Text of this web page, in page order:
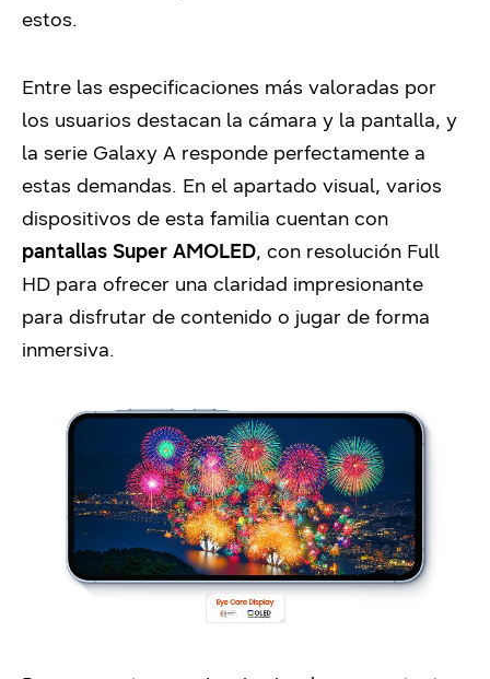
estos.
Entre las especificaciones más valoradas por
los usuarios destacan la cámara y la pantalla, y
la serie Galaxy A responde perfectamente a
estas demandas. En el apartado visual, varios
dispositivos de esta familia cuentan con
pantallas Super AMOLED, con resolución Full
HD para ofrecer una claridad impresionante
para disfrutar de contenido o jugar de forma
inmersiva.